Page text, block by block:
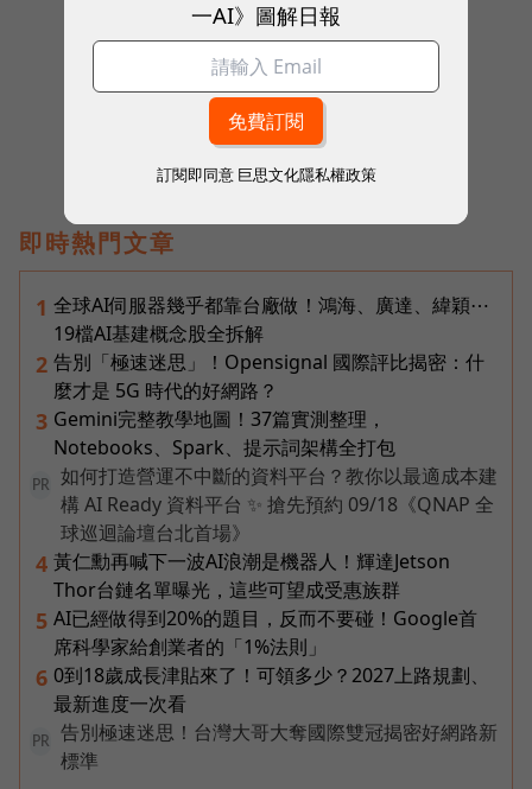
往下滑看下一篇文章
即時熱門文章
1 全球AI伺服器幾乎都靠台廠做！鴻海、廣達、緯穎⋯
19檔AI基建概念股全拆解
2 告別「極速迷思」！Opensignal 國際評比揭密：什
麼才是 5G 時代的好網路？
3 Gemini完整教學地圖！37篇實測整理，
Notebooks、Spark、提示詞架構全打包
PR
如何打造營運不中斷的資料平台？教你以最適成本建
構 AI Ready 資料平台 ✨ 搶先預約 09/18《QNAP 全
球巡迴論壇台北首場》
4 黃仁勳再喊下一波AI浪潮是機器人！輝達Jetson
Thor台鏈名單曝光，這些可望成受惠族群
5 AI已經做得到20%的題目，反而不要碰！Google首
席科學家給創業者的「1%法則」
6 0到18歲成長津貼來了！可領多少？2027上路規劃、
最新進度一次看
PR
告別極速迷思！台灣大哥大奪國際雙冠揭密好網路新
標準
一AI》圖解日報
訂閱即同意 巨思文化隱私權政策